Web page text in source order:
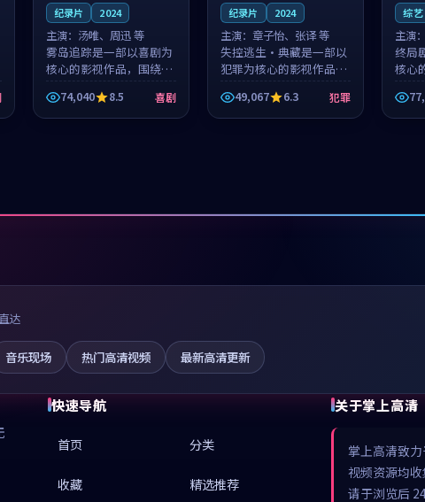
纪录片 2024
主演： 汤唯、周迅 等
雾岛追踪是一部以喜剧为
核心的影视作品，围绕危
机、反转与人物成长展
开，整体节奏紧凑，值得
推荐观看。
74,040 8.5 喜剧
纪录片 2024
主演： 章子怡、张译 等
失控逃生·典藏是一部以
犯罪为核心的影视作品，
围绕危机、反转与人物成
长展开，整体节奏紧凑，
值得推荐观看。
49,067 6.3 犯罪
综艺
主演：
终局
核心
机、
开，
推荐
达
音乐现场 热门高清视频 最新高清更新
快速导航
首页 分类
收藏 精选推荐
关于掌上高清
掌上高清致
视频资源均
请于浏览后